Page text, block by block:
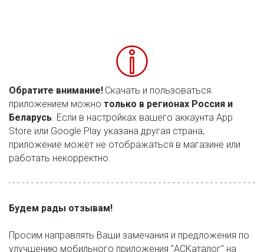
Обратите внимание! Скачать и пользоваться
приложением можно только в регионах Россия и
Беларусь. Если в настройках вашего аккаунта App
Store или Google Play указана другая страна,
приложение может не отображаться в магазине или
работать некорректно.
Будем рады отзывам!
Просим направлять Ваши замечания и предложения по
улучшению мобильного приложения "АСКаталог" на